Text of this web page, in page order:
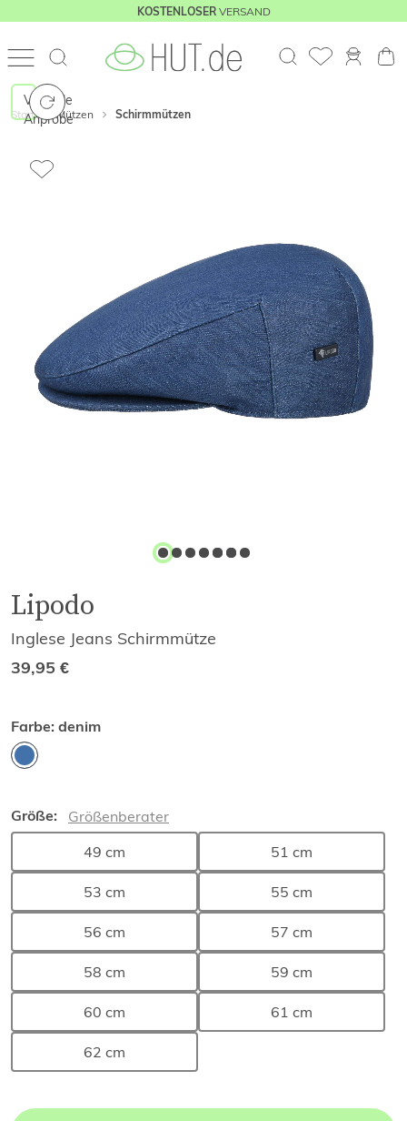
KOSTENLOSERVERSAND
Start Mützen Schirmmützen
Virtuelle
Anprobe
Lipodo
Inglese Jeans Schirmmütze
39,95 €
Farbe: denim
Größe:
Größenberater
49 cm
51 cm
53 cm 55 cm
56 cm 57 cm
58 cm 59 cm
60 cm 61 cm
62 cm